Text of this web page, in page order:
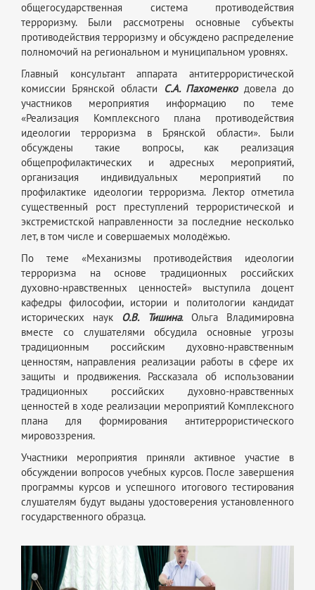
общегосударственная система противодействия
терроризму. Были рассмотрены основные субъекты
противодействия терроризму и обсуждено распределение
полномочий на региональном и муниципальном уровнях.
Главный консультант аппарата антитеррористической
комиссии Брянской области
С.А. Пахоменкодовела до
участников мероприятия информацию по теме
«Реализация Комплексного плана противодействия
идеологии терроризма в Брянской области». Были
обсуждены такие вопросы, как реализация
общепрофилактических и адресных мероприятий,
организация индивидуальных мероприятий по
профилактике идеологии терроризма. Лектор отметила
существенный рост преступлений террористической и
экстремистской направленности за последние несколько
лет, в том числе и совершаемых молодёжью.
По теме «Механизмы противодействия идеологии
терроризма на основе традиционных российских
духовно-нравственных ценностей» выступила доцент
кафедры философии, истории и политологии кандидат
исторических наук О.В. Тишина. Ольга Владимировна
вместе со слушателями обсудила основные угрозы
традиционным российским духовно-нравственным
ценностям, направления реализации работы в сфере их
защиты и продвижения. Рассказала об использовании
традиционных российских духовно-нравственных
ценностей в ходе реализации мероприятий Комплексного
плана для формирования антитеррористического
мировоззрения.
Участники мероприятия приняли активное участие в
обсуждении вопросов учебных курсов. После завершения
программы курсов и успешного итогового тестирования
слушателям будут выданы удостоверения установленного
государственного образца.